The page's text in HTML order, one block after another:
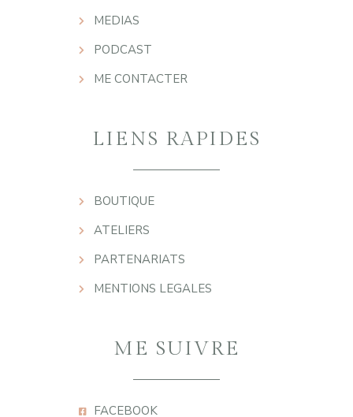
MEDIAS
PODCAST
ME CONTACTER
LIENS RAPIDES
BOUTIQUE
ATELIERS
PARTENARIATS
MENTIONS LEGALES
ME SUIVRE
FACEBOOK